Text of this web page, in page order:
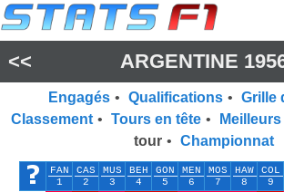
<< ARGENTINE
Engagés • Qualifications • Grille
Classement • Tours en tête •
tour • Championnat
FAN
1
CAS
2
MUS
3
BEH
4
GON
5
MEN
6
MOS
7
HAW
8
COL
9